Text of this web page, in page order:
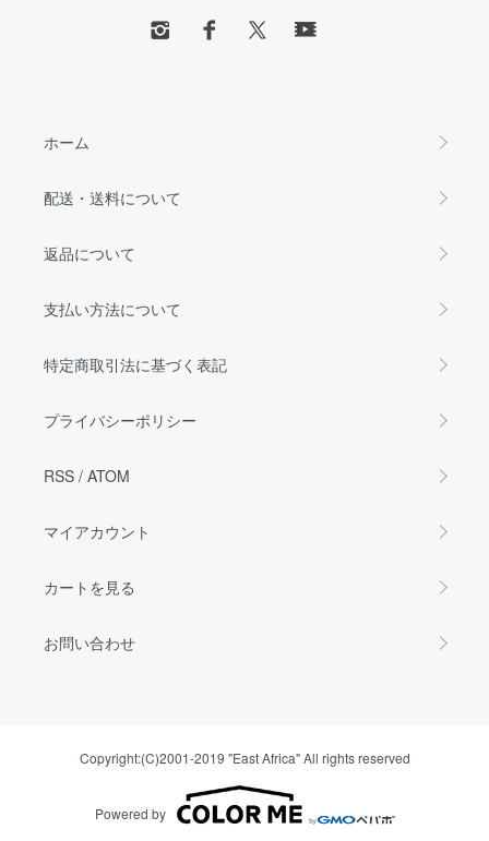
ホーム
配送・送料について
返品について
支払い方法について
特定商取引法に基づく表記
プライバシーポリシー
RSS / ATOM
マイアカウント
カートを見る
お問い合わせ
Copyright:(C)2001-2019 "East Africa" All rights reserved
Powered by